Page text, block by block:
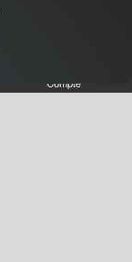
Compte